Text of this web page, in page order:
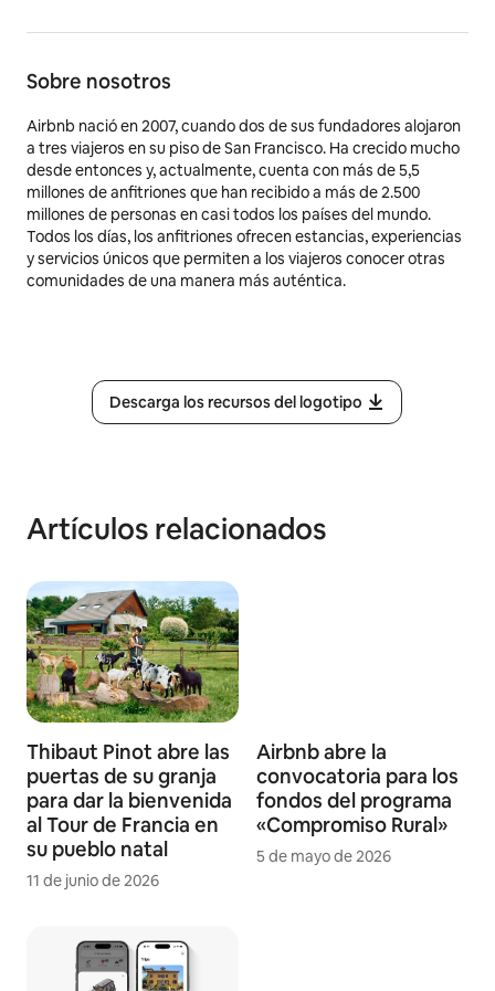
Sobre nosotros
Airbnb nació en 2007, cuando dos de sus fundadores alojaron
a tres viajeros en su piso de San Francisco. Ha crecido mucho
desde entonces y, actualmente, cuenta con más de 5,5
millones de anfitriones que han recibido a más de 2.500
millones de personas en casi todos los países del mundo.
Todos los días, los anfitriones ofrecen estancias, experiencias
y servicios únicos que permiten a los viajeros conocer otras
comunidades de una manera más auténtica.
Descarga los recursos del logotipo
Artículos relacionados
Thibaut Pinot abre las
puertas de su granja
para dar la bienvenida
al Tour de Francia en
su pueblo natal
11 de junio de 2026
Airbnb abre la
convocatoria para los
fondos del programa
«Compromiso Rural»
5 de mayo de 2026